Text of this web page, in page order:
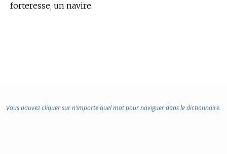
forteresse, un navire.
Vous pouvez cliquer sur n’importe quel mot pour naviguer dans le dictionnaire.